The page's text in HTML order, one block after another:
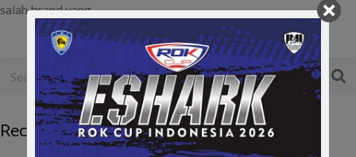
salah brand yang…
Recent Posts